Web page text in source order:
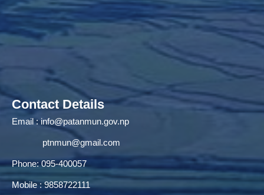
Contact Details
Email :info@patanmun.gov.np
ptnmun@gmail.com
Phone: 095-400057
Mobile : 9858722111